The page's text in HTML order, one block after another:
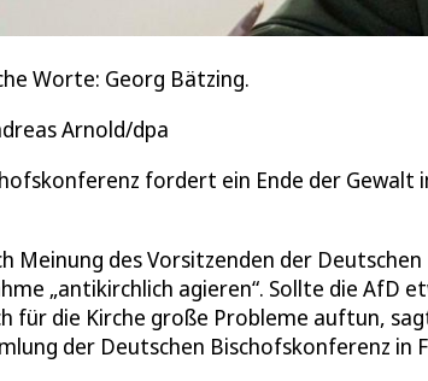
Worte: Georg Bätzing.
Arnold/dpa
fordert ein Ende der
Meinung des Vorsitzenden der
„antikirchlich agieren“. Sollte die AfD
für die Kirche große Probleme auftun,
der Deutschen Bischofskonferenz in